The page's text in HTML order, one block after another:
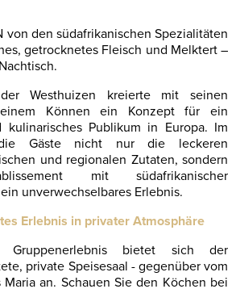
von den südafrikanischen Spezialitäten
getrocknetes Fleisch und Melktert –
Westhuizen kreierte mit seinen
Können ein Konzept für ein
kulinarisches Publikum in Europa. Im
Gäste nicht nur die leckeren
und regionalen Zutaten, sondern
mit südafrikanischer
unverwechselbares Erlebnis.
Erlebnis in privater Atmosphäre
bietet sich der
private Speisesaal - gegenüber vom
Maria an. Schauen Sie den Köchen bei